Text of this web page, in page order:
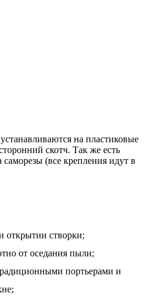
на пластиковые
скотч. Так же есть
(все крепления идут в
открытии створки;
от оседания пыли;
портьерами и